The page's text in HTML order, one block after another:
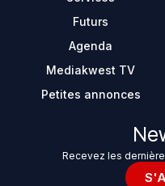
Futurs
Agenda
Mediakwest TV
Petites annonces
Recevez les